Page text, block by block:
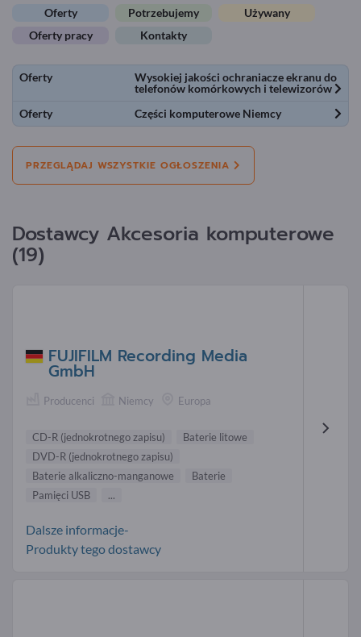
Oferty
Potrzebujemy
Używany
Oferty pracy
Kontakty
Oferty
Wysokiej jakości ochraniacze ekranu do
telefonów komórkowych i telewizorów
Oferty
Części komputerowe Niemcy
PRZEGLĄDAJ WSZYSTKIE OGŁOSZENIA
Dostawcy Akcesoria komputerowe
(19)
FUJIFILM Recording Media
GmbH
Producenci Niemcy Europa
CD-R (jednokrotnego zapisu)
Baterie litowe
DVD-R (jednokrotnego zapisu)
Baterie alkaliczno-manganowe
Baterie
Pamięci USB
...
Dalsze informacje-
Produkty tego dostawcy